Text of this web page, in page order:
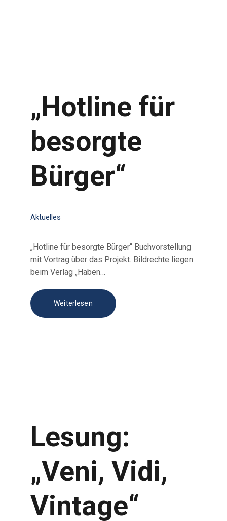
„Hotline für
besorgte
Bürger“
Aktuelles
„Hotline für besorgte Bürger“ Buchvorstellung
mit Vortrag über das Projekt. Bildrechte liegen
beim Verlag „Haben…
Weiterlesen
Lesung:
„Veni, Vidi,
Vintage“